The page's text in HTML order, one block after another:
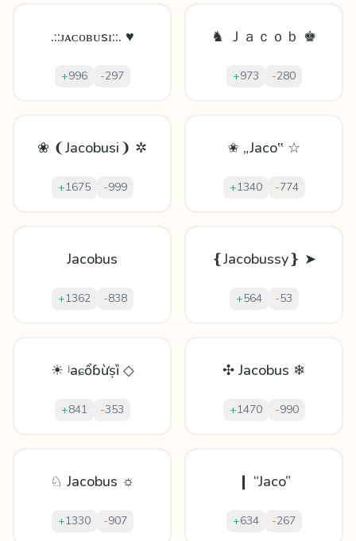
.::ᴊᴀᴄᴏʙᴜsɪ::. ♥
+996 -297
♞ Ｊａｃｏｂ ♚
+973 -280
❀ ❨Jacobusi❩ ✲
+1675 -999
✬ „Jaco‟ ☆
+1340 -774
Jacobus
+1362 -838
❴Jacobussy❵ ➤
+564 -53
☀ ʲaɕổɓừṣȉ ◇
+841 -353
✣ Jacobus ❄
+1470 -990
♘ Jacobus ☼
+1330 -907
❙ “Jaco”
+634 -267